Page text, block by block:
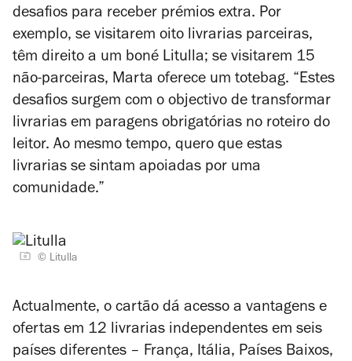
desafios para receber prémios extra. Por
exemplo, se visitarem oito livrarias parceiras,
têm direito a um boné Litulla; se visitarem 15
não-parceiras, Marta oferece um totebag. “Estes
desafios surgem com o objectivo de transformar
livrarias em paragens obrigatórias no roteiro do
leitor. Ao mesmo tempo, quero que estas
livrarias se sintam apoiadas por uma
comunidade.”
© Litulla
Actualmente, o cartão dá acesso a vantagens e
ofertas em 12 livrarias independentes em seis
países diferentes – França, Itália, Países Baixos,